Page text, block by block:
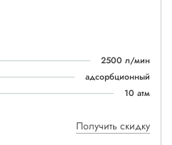
2500 л/мин
адсорбционный
10 атм
Получить скидку